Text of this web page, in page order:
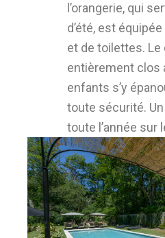
l’orangerie, qui
d’été, est
et de toilettes.
entièrement clos
enfants s’y
toute sécurité.
toute l’année sur